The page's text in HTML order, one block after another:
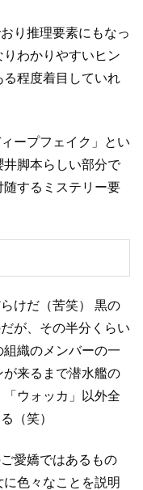
り推理要素にもなっ
わかりやすいヒン
る程度着目していれ
ープフェイク」とい
脚本らしい部分で
するミステリー要
けだ（苦笑）
黒の
が、その半分くらい
織のメンバーの一
が来るまで潜水艦の
「ウォッカ」以外全
（笑）
愛嬌ではあるもの
色々なことを説明